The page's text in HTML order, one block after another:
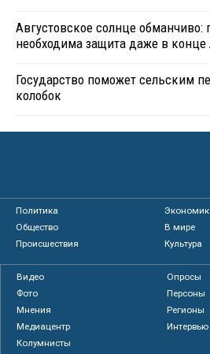
Августовское солнце обманчиво:
необходима защита даже в конце
Государство поможет сельским
колобок
Политика
Общество
В мире
Происшествия
Культура
Видео
Опросы
Фото
Персоны
Мнения
Регионы
Медиацентр
Интервью
Колумнисты